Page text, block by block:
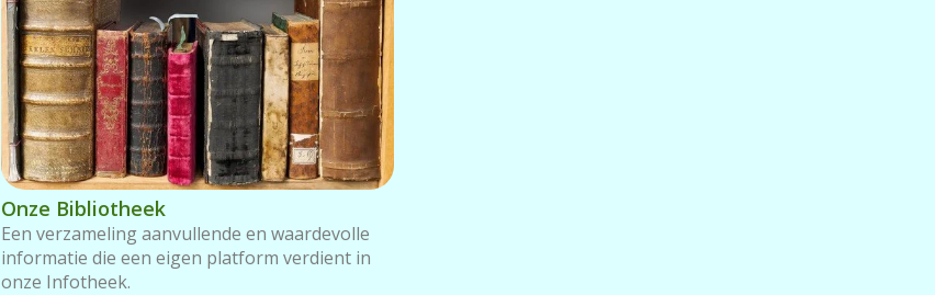
Onze Bibliotheek
Een verzameling aanvullende en waardevolle
informatie die een eigen platform verdient in
onze Infotheek.